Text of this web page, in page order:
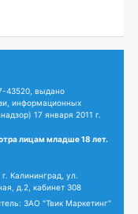
43520, выдано
информационных
17 января 2011 г.
лицам младше 18 лет.
Калининград, ул.
д.2, кабинет 308
ЗАО "Твик Маркетинг"